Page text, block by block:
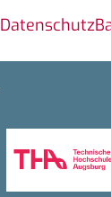
Datenschutz